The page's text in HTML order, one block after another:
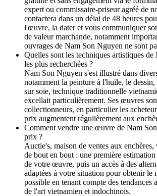
expert ou commissaire-priseur agréé de
contactera dans un délai de 48 heures
l'œuvre, la dater et vous communiquer
de valeur marchande, notamment
ouvrages de Nam Son Nguyen ne sont
Quelles sont les techniques artistiques
les plus recherchées ?
Nam Son Nguyen s'est illustré dans
notamment la peinture à l'huile, le
sur soie, technique traditionnelle
excellait particulièrement. Ses œuvres
collectionneurs, en particulier les
prix augmentent régulièrement aux
Comment vendre une œuvre de Nam
prix ?
Auctie's, maison de ventes aux enchères,
de bout en bout : une première
de votre œuvre, puis un accès à des
adaptées à votre situation pour obtenir le
possible en tenant compte des tendances
de l'art vietnamien et indochinois.